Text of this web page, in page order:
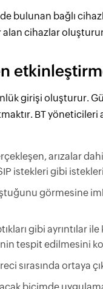
bulunan bağlı
cihazlar
girişi oluşturur.
BT yöneticileri
arızalar
istekleri gibi
görmesine
gibi ayrıntılar
tespit edilmesini
sırasında ortaya